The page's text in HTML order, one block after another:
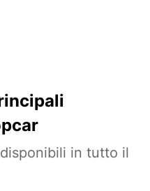
in tutto il